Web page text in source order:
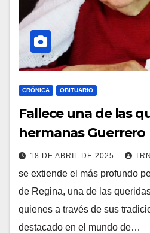
CRÓNICA OBITUARIO
Fallece una de las
hermanas Guerrero
18 DE ABRIL DE 2025
se extiende el más profundo
de Regina, una de las
quienes a través de sus
destacado en el mundo de…